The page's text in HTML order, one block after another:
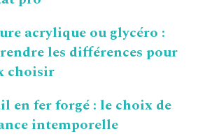
acrylique ou glycéro :
les différences pour
choisir
en fer forgé : le choix de
intemporelle